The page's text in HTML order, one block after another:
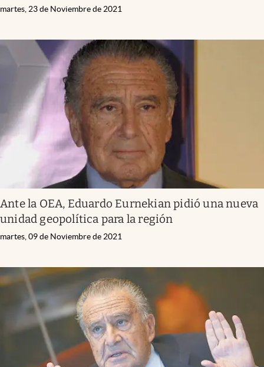
martes, 23 de Noviembre de 2021
Ante la OEA, Eduardo Eurnekian pidió una nueva
unidad geopolítica para la región
martes, 09 de Noviembre de 2021